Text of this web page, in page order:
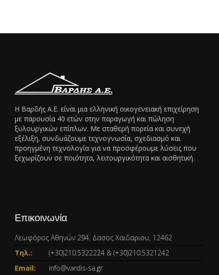
Η Βαρδής Α.Ε. είναι μια ελληνική οικογενειακή επιχείρηση
με παρουσία 40 ετών στην παραγωγή και πώληση
ξυλουργικών επίπλων. Με σταθερή πορεία και συνεχή
εξέλιξη, συνδυάζουμε τεχνογνωσία, σχεδιασμό και
προηγμένη τεχνολογία για να προσφέρουμε λύσεις που
ξεχωρίζουν σε ποιότητα, λειτουργικότητα και αισθητική.
Επικοινωνία
Λεωφόρος Αθηνών 294, Δασος Χαιδαριου, 12462
Τηλ.:
(+30)210.5322224 & (+30)210.5321242
Email:
info@vardis-sa.gr